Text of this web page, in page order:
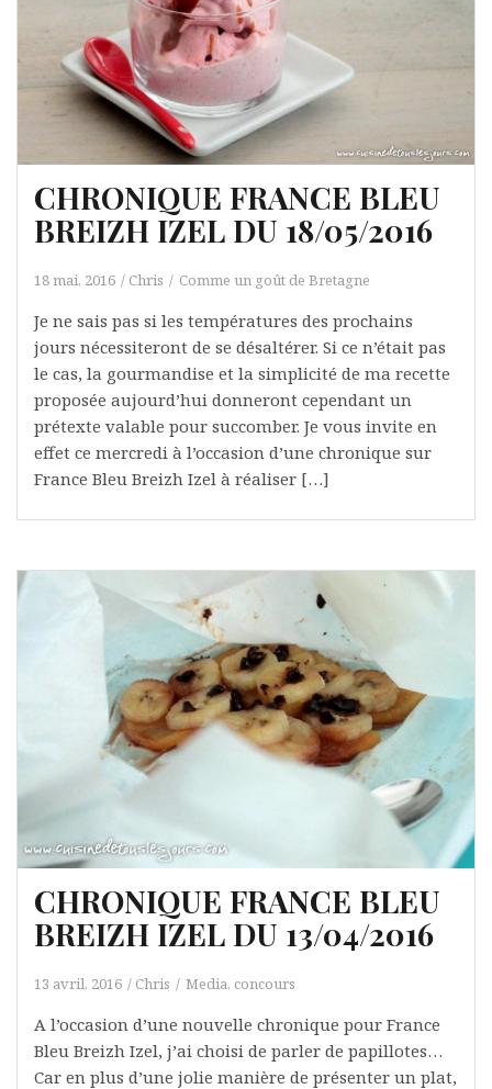
CHRONIQUE FRANCE BLEU
BREIZH IZEL DU 18/05/2016
18 mai, 2016 Chris Comme un goût de Bretagne
Je ne sais pas si les températures des prochains
jours nécessiteront de se désaltérer. Si ce n’était pas
le cas, la gourmandise et la simplicité de ma recette
proposée aujourd’hui donneront cependant un
prétexte valable pour succomber. Je vous invite en
effet ce mercredi à l’occasion d’une chronique sur
France Bleu Breizh Izel à réaliser […]
CHRONIQUE FRANCE BLEU
BREIZH IZEL DU 13/04/2016
13 avril, 2016 Chris Media, concours
A l’occasion d’une nouvelle chronique pour France
Bleu Breizh Izel, j’ai choisi de parler de papillotes…
Car en plus d’une jolie manière de présenter un plat,